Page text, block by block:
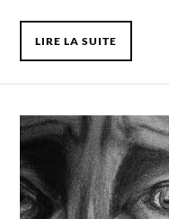
LIRE LA SUITE